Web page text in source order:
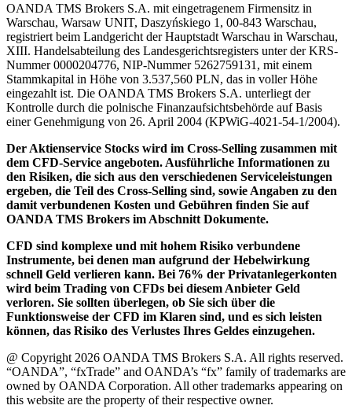
OANDA TMS Brokers S.A. mit eingetragenem Firmensitz in
Warschau, Warsaw UNIT, Daszyńskiego 1, 00-843 Warschau,
registriert beim Landgericht der Hauptstadt Warschau in Warschau,
XIII. Handelsabteilung des Landesgerichtsregisters unter der KRS-
Nummer 0000204776, NIP-Nummer 5262759131, mit einem
Stammkapital in Höhe von 3.537,560 PLN, das in voller Höhe
eingezahlt ist. Die OANDA TMS Brokers S.A. unterliegt der
Kontrolle durch die polnische Finanzaufsichtsbehörde auf Basis
einer Genehmigung von 26. April 2004 (KPWiG-4021-54-1/2004).
Der Aktienservice Stocks wird im Cross-Selling zusammen mit
dem CFD-Service angeboten. Ausführliche Informationen zu
den Risiken, die sich aus den verschiedenen Serviceleistungen
ergeben, die Teil des Cross-Selling sind, sowie Angaben zu den
damit verbundenen Kosten und Gebühren finden Sie auf
OANDA TMS Brokers im Abschnitt Dokumente.
CFD sind komplexe und mit hohem Risiko verbundene
Instrumente, bei denen man aufgrund der Hebelwirkung
schnell Geld verlieren kann. Bei 76% der Privatanlegerkonten
wird beim Trading von CFDs bei diesem Anbieter Geld
verloren. Sie sollten überlegen, ob Sie sich über die
Funktionsweise der CFD im Klaren sind, und es sich leisten
können, das Risiko des Verlustes Ihres Geldes einzugehen.
@ Copyright 2026 OANDA TMS Brokers S.A. All rights reserved.
“OANDA”, “fxTrade” and OANDA’s “fx” family of trademarks are
owned by OANDA Corporation. All other trademarks appearing on
this website are the property of their respective owner.